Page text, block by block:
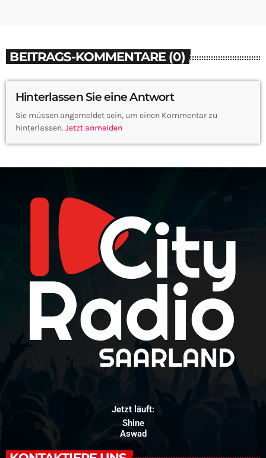
BEITRAGS-KOMMENTARE (0)
Hinterlassen Sie eine Antwort
Sie müssen angemeldet sein, um einen Kommentar zu
hinterlassen. Jetzt anmelden
Jetzt läuft:
Shine
Aswad